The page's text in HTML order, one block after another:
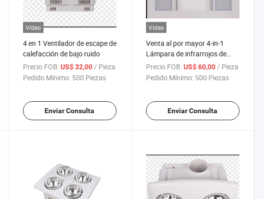
Vídeo
4 en 1 Ventilador de escape de
calefacción de bajo ruido
Precio FOB: US$ 32,00 / Pieza
Pedido Mínimo: 500 Piezas
Enviar Consulta
Vídeo
Venta al por mayor 4-in-1
Lámpara de infrarrojos de
múltiples funciones montada
en el techo para calefacción
Precio FOB: US$ 60,00 / Pieza
Pedido Mínimo: 500 Piezas
Enviar Consulta